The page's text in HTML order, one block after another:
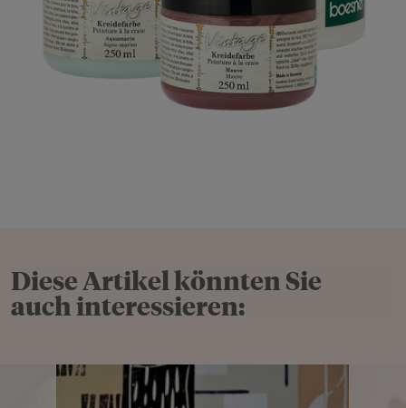
Diese Artikel könnten Sie
auch interessieren: